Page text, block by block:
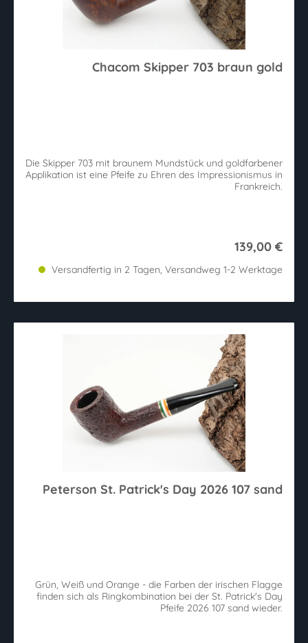
Chacom Skipper 703 braun gold
Die Skipper 703 mit braunem Mundstück und goldfarbener
Applikation ist eine Pfeife zu Ehren des Impressionismus in
Frankreich.
139,00 €
Versandfertig in 2 Tagen, Versandweg 1-2 Werktage
Peterson St. Patrick's Day 2026 107 sand
Grün, Weiß und Orange - die Farben der irischen Flagge
finden sich als Ringkombination bei der St. Patrick's Day
Pfeife 2026 107 sand wieder.